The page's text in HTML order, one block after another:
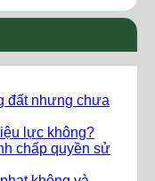
đất nhưng chưa
lực không?
chấp quyền sử